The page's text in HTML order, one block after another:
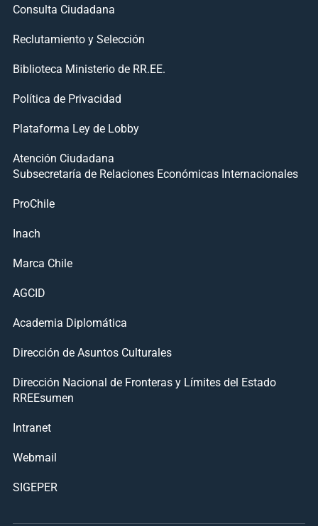
Consulta Ciudadana
Reclutamiento y Selección
Biblioteca Ministerio de RR.EE.
Política de Privacidad
Plataforma Ley de Lobby
Atención Ciudadana
Subsecretaría de Relaciones Económicas Internacionales
ProChile
Inach
Marca Chile
AGCID
Academia Diplomática
Dirección de Asuntos Culturales
Dirección Nacional de Fronteras y Límites del Estado
RREEsumen
Intranet
Webmail
SIGEPER